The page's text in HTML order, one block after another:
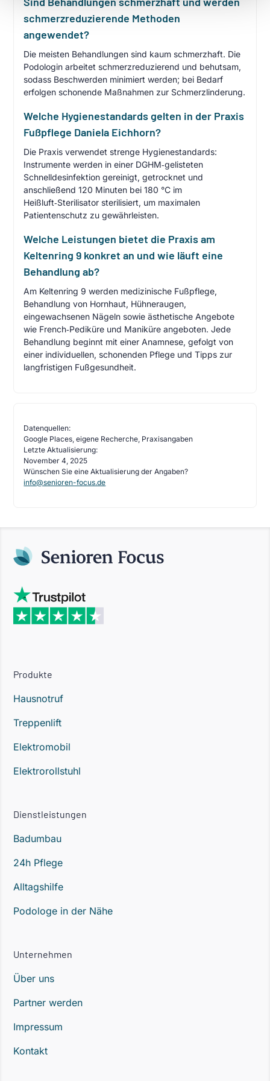
schmerzreduzierende Methoden
angewendet?
Die meisten Behandlungen sind kaum schmerzhaft. Die
Podologin arbeitet schmerzreduzierend und behutsam,
sodass Beschwerden minimiert werden; bei Bedarf
erfolgen schonende Maßnahmen zur Schmerzlinderung.
Welche Hygienestandards gelten in der Praxis
Fußpflege Daniela Eichhorn?
Die Praxis verwendet strenge Hygienestandards:
Instrumente werden in einer DGHM‑gelisteten
Schnelldesinfektion gereinigt, getrocknet und
anschließend 120 Minuten bei 180 °C im
Heißluft‑Sterilisator sterilisiert, um maximalen
Patientenschutz zu gewährleisten.
Welche Leistungen bietet die Praxis am
Keltenring 9 konkret an und wie läuft eine
Behandlung ab?
Am Keltenring 9 werden medizinische Fußpflege,
Behandlung von Hornhaut, Hühneraugen,
eingewachsenen Nägeln sowie ästhetische Angebote
wie French‑Pediküre und Maniküre angeboten. Jede
Behandlung beginnt mit einer Anamnese, gefolgt von
einer individuellen, schonenden Pflege und Tipps zur
langfristigen Fußgesundheit.
Datenquellen:
Google Places, eigene Recherche, Praxisangaben
Letzte Aktualisierung:
November 4, 2025
Wünschen Sie eine Aktualisierung der Angaben?
info@senioren-focus.de
Produkte
Hausnotruf
Treppenlift
Elektromobil
Elektrorollstuhl
Dienstleistungen
Badumbau
24h Pflege
Alltagshilfe
Podologe in der Nähe
Unternehmen
Über uns
Partner werden
Impressum
Kontakt